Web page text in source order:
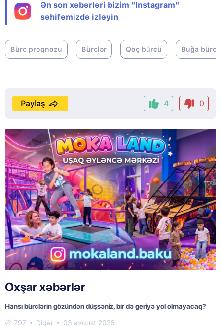
Ən son xəbərləri bizim "Instagram"
səhifəmizdə izləyin
Bürc proqnozu Bürclər Qoç bürcü Buğa bürcü
4 0
Paylaş
Oxşar xəbərlər
Hansı bürclərin gözündən düşsəniz, bir də geriyə yol olmayacaq?
797 Digər 03 avqust 2026